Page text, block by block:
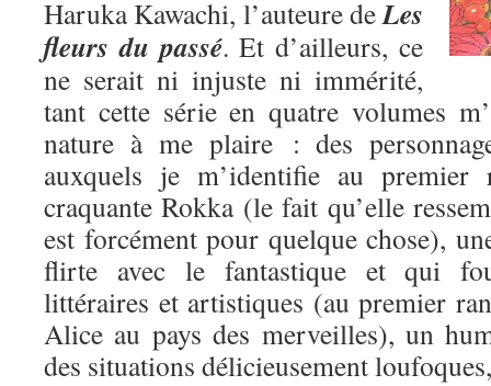
Haruka Kawachi, l’auteure deLes
fleurs du passé. Et d’ailleurs, ce
ne serait ni injuste ni immérité,
tant cette série en quatre volumes
nature à me plaire : des
auxquels je m’identifie au premier
craquante Rokka (le fait qu’elle
est forcément pour quelque chose),
flirte avec le fantastique et qui
littéraires et artistiques (au premier
Alice au pays des merveilles), un
des situations délicieusement